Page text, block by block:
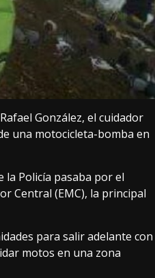
González, el cuidador
una motocicleta-bomba en
la Policía pasaba por el
Central (EMC), la principal
para salir adelante con
motos en una zona